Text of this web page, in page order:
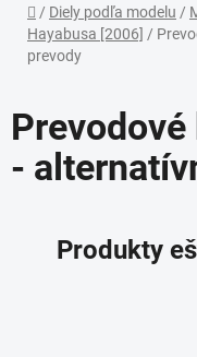
Domov
/ Diely podľa modelu /
Hayabusa [2006] /
prevody
-
Produkty